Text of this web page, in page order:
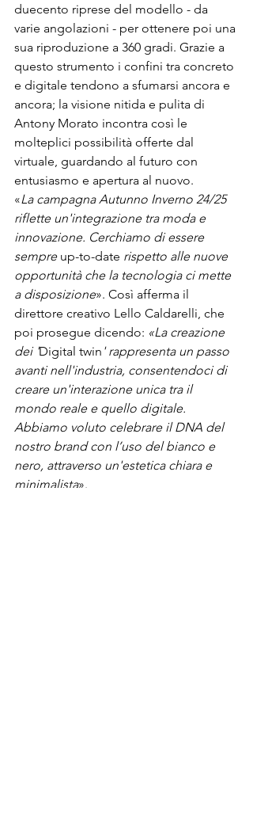
duecento riprese del modello - da
varie angolazioni - per ottenere poi una
sua riproduzione a 360 gradi. Grazie a
questo strumento i confini tra concreto
e digitale tendono a sfumarsi ancora e
ancora; la visione nitida e pulita di
Antony Morato incontra così le
molteplici possibilità offerte dal
virtuale, guardando al futuro con
entusiasmo e apertura al nuovo.
«La campagna Autunno Inverno 24/25
riflette un'integrazione tra moda e
innovazione. Cerchiamo di essere
sempre up-to-date rispetto alle nuove
opportunità che la tecnologia ci mette
a disposizione». Così afferma il
direttore creativo Lello Caldarelli, che
poi prosegue dicendo: «La creazione
dei 'Digital twin ' rappresenta un passo
avanti nell'industria, consentendoci di
creare un'interazione unica tra il
mondo reale e quello digitale.
Abbiamo voluto celebrare il DNA del
nostro brand con l’uso del bianco e
nero, attraverso un'estetica chiara e
minimalista».